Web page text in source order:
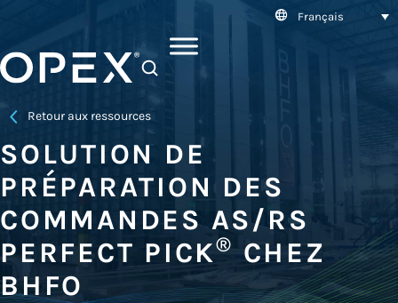
Français
Retour aux ressources
SOLUTION DE
PRÉPARATION DES
COMMANDES AS/RS
PERFECT PICK®CHEZ
BHFO